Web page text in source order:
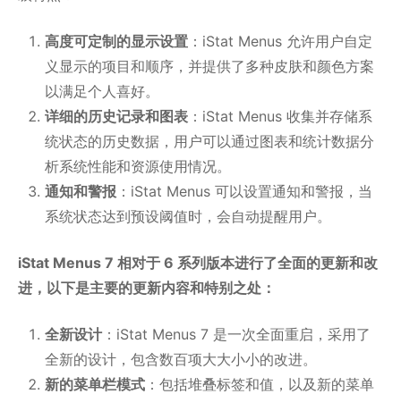
高度可定制的显示设置 ：iStat Menus 允许用户自定
义显示的项目和顺序，并提供了多种皮肤和颜色方案
以满足个人喜好。
详细的历史记录和图表 ：iStat Menus 收集并存储系
统状态的历史数据，用户可以通过图表和统计数据分
析系统性能和资源使用情况。
通知和警报 ：iStat Menus 可以设置通知和警报，当
系统状态达到预设阈值时，会自动提醒用户。
iStat Menus 7 相对于 6 系列版本进行了全面的更新和改
进，以下是主要的更新内容和特别之处：
全新设计 ：iStat Menus 7 是一次全面重启，采用了
全新的设计，包含数百项大大小小的改进。
新的菜单栏模式 ：包括堆叠标签和值，以及新的菜单